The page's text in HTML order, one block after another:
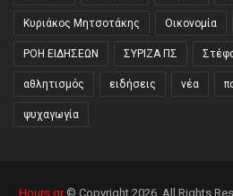
Κυριάκος Μητσοτάκης Οικονομία
ΡΟΗ ΕΙΔΗΣΕΩΝ ΣΥΡΙΖΑ ΠΣ
αθλητισμός ειδήσεις νέα
ψυχαγωγία
Hours.gr© Copyright 2026, All Rights